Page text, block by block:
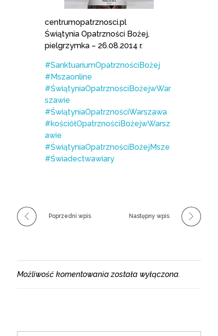
centrumopatrznosci.pl
Świątynia Opatrzności Bożej,
pielgrzymka – 26.08.2014 r.
#SanktuariumOpatrznościBożej
#Mszaonline
#ŚwiątyniaOpatrznościBożejwWar
szawie
#ŚwiątyniaOpatrznościWarszawa
#kościółOpatrznościBożejwWarsz
awie
#ŚwiątyniaOpatrznościBożejMsze
#Świadectwawiary
Poprzedni wpis Następny wpis
Możliwość komentowania została wyłączona.